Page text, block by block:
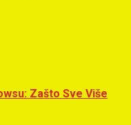
Zašto Sve Više